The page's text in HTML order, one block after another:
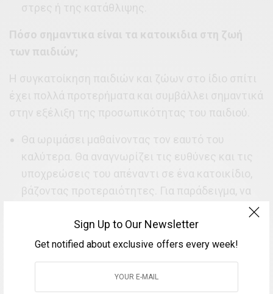
Sign Up to Our Newsletter
Get notified about exclusive offers every week!
στρες ή της κατάθλιψης.
Πόσο σημαντικα είναι τα κατοικιδια στη ζωή
των παιδιών;
Η συγκατοίκηση παιδιών και ζώων στο ίδιο σπίτι
έχει πολλά προτερήματα και συμβάλλει σημαντικά
στην εξέλιξη της προσωπικότητας του παιδιού.
Θα ωριμάσει μαθαίνοντας τον εαυτό του
καλύτερα. Θα αναγνωρίζει τις ευθύνες και τις
υποχρεώσεις του απέναντι σε ένα κατοικίδιο,
βάζοντας προτεραιότητες. Για παράδειγμα, να
θυμηθεί να ταΐσει τη γάτα, η να πάει βόλτα με το
σκύλο πριν δει ταινία.
Θα μάθει να σέβεται και να αγαπάει τα ζώα. Θα
αναπτύξει το αίσθημα της φροντίδας έχοντας
μελλοντικά μεγαλύτερη αίσθηση προσωπικής